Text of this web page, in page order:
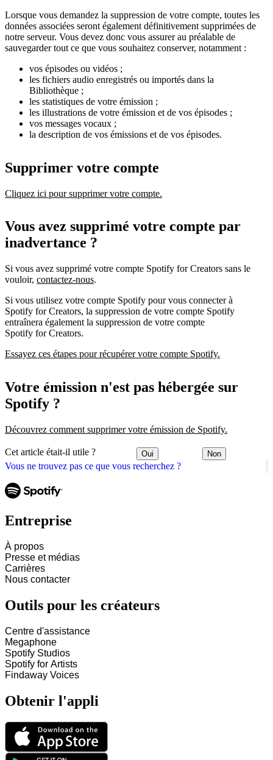
Vous ne trouvez pas ce que vous recherchez ?
Lorsque vous demandez la suppression de votre compte, toutes les
données associées seront également définitivement supprimées de
notre serveur. Vous devez donc vous assurer au préalable de
sauvegarder tout ce que vous souhaitez conserver, notamment :
vos épisodes ou vidéos ;
les fichiers audio enregistrés ou importés dans la
Bibliothèque ;
les statistiques de votre émission ;
les illustrations de votre émission et de vos épisodes ;
vos messages vocaux ;
la description de vos émissions et de vos épisodes.
Supprimer votre compte
Cliquez ici pour supprimer votre compte.
Vous avez supprimé votre compte par
inadvertance ?
Si vous avez supprimé votre compte Spotify for Creators sans le
vouloir, contactez-nous.
Si vous utilisez votre compte Spotify pour vous connecter à
Spotify for Creators, la suppression de votre compte Spotify
entraînera également la suppression de votre compte
Spotify for Creators.
Essayez ces étapes pour récupérer votre compte Spotify.
Votre émission n'est pas hébergée sur
Spotify ?
Découvrez comment supprimer votre émission de Spotify.
Cet article était-il utile ? Oui Non
Entreprise
À propos
Presse et médias
Carrières
Nous contacter
Outils pour les créateurs
Centre d'assistance
Megaphone
Spotify Studios
Spotify for Artists
Findaway Voices
Obtenir l'appli